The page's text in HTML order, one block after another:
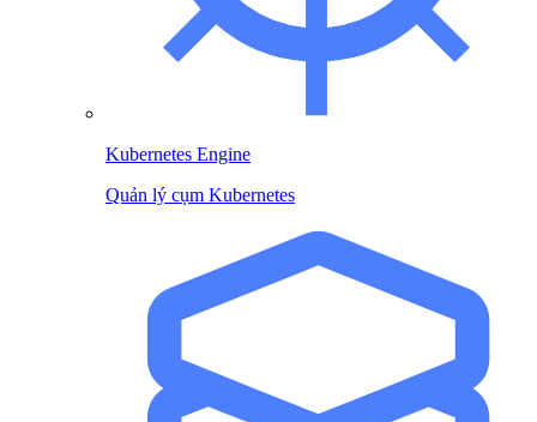
Kubernetes Engine
Quản lý cụm Kubernetes